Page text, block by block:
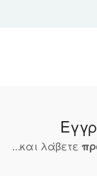
...και λάβετε